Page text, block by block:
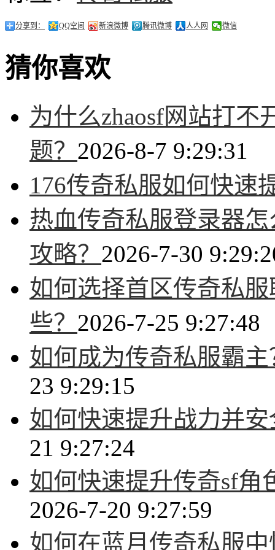
分享到： QQ空间 新浪微博 腾讯微博 人人网 微信
猜你喜欢
为什么zhaosf网站打
题？ 2026-8-7 9:29:31
176传奇私服如何快速
热血传奇私服登录器
攻略？ 2026-7-30
如何选择首区传奇私
些？ 2026-7-25 9:27:48
如何成为传奇私服霸
23 9:29:15
如何快速提升战力并
21 9:27:24
如何快速提升传奇sf角
2026-7-20 9:27:59
如何在蓝月传奇私服